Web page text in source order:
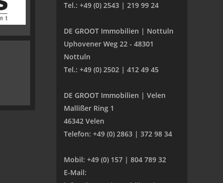
Tel.: +49 (0) 2543 | 219 99 24
DE GROOT Immobilien | Nottuln
Uphovener Weg 22 - 48301
Nottuln
Tel.: +49 (0) 2502 | 412 49 45
DE GROOT Immobilien | Velen
Mallißer Ring 1
46342 Velen
Telefon: +49 (0) 2863 | 372 98 34
Mobil: +49 (0) 157 | 804 789 32
E-Mail: